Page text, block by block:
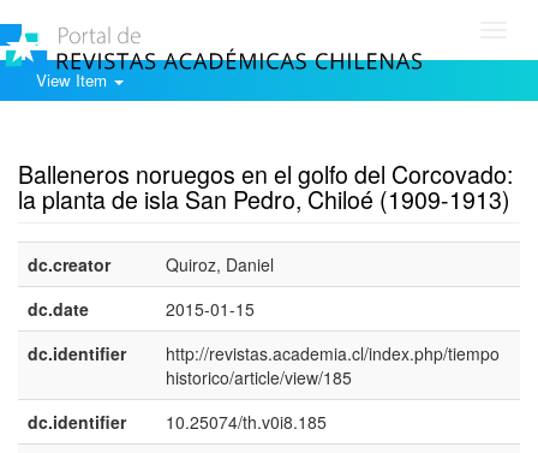
View Item
Balleneros noruegos en el golfo del Corcovado:
la planta de isla San Pedro, Chiloé (1909-1913)
dc.creator
Quiroz, Daniel
dc.date
2015-01-15
dc.identifier
http://revistas.academia.cl/index.php/tiempo
historico/article/view/185
dc.identifier
10.25074/th.v0i8.185